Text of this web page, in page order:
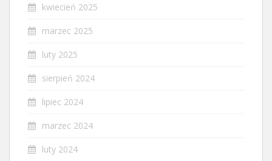
kwiecień 2025
marzec 2025
luty 2025
sierpień 2024
lipiec 2024
marzec 2024
luty 2024